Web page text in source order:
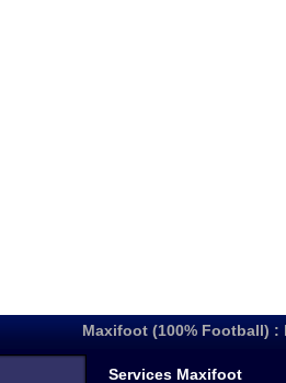
Maxifoot (100% Football)
Services Maxifoot